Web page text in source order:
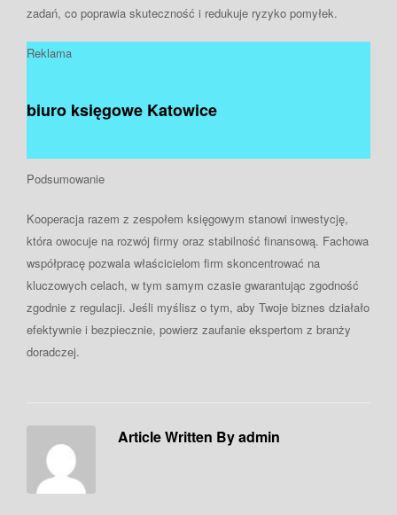
zadań, co poprawia skuteczność i redukuje ryzyko pomyłek.
Reklama
biuro księgowe Katowice
Podsumowanie
Kooperacja razem z zespołem księgowym stanowi inwestycję,
która owocuje na rozwój firmy oraz stabilność finansową. Fachowa
współpracę pozwala właścicielom firm skoncentrować na
kluczowych celach, w tym samym czasie gwarantując zgodność
zgodnie z regulacji. Jeśli myślisz o tym, aby Twoje biznes działało
efektywnie i bezpiecznie, powierz zaufanie ekspertom z branży
doradczej.
Article Written By admin